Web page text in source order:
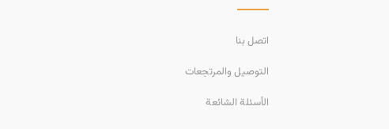
اتصل بنا
التوصيل والمرتجعات
الأسئلة الشائعة